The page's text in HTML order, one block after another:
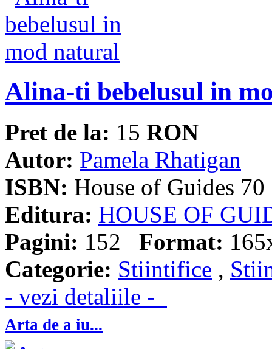
Alina-ti bebelusul in
Pret de la: 15 RON
Autor: Pamela Rhatigan
ISBN: House of Guides 70
Editura: HOUSE OF
Pagini: 152 Format:
Categorie: Stiintifice ,
- vezi detaliile -
Arta de a iu...